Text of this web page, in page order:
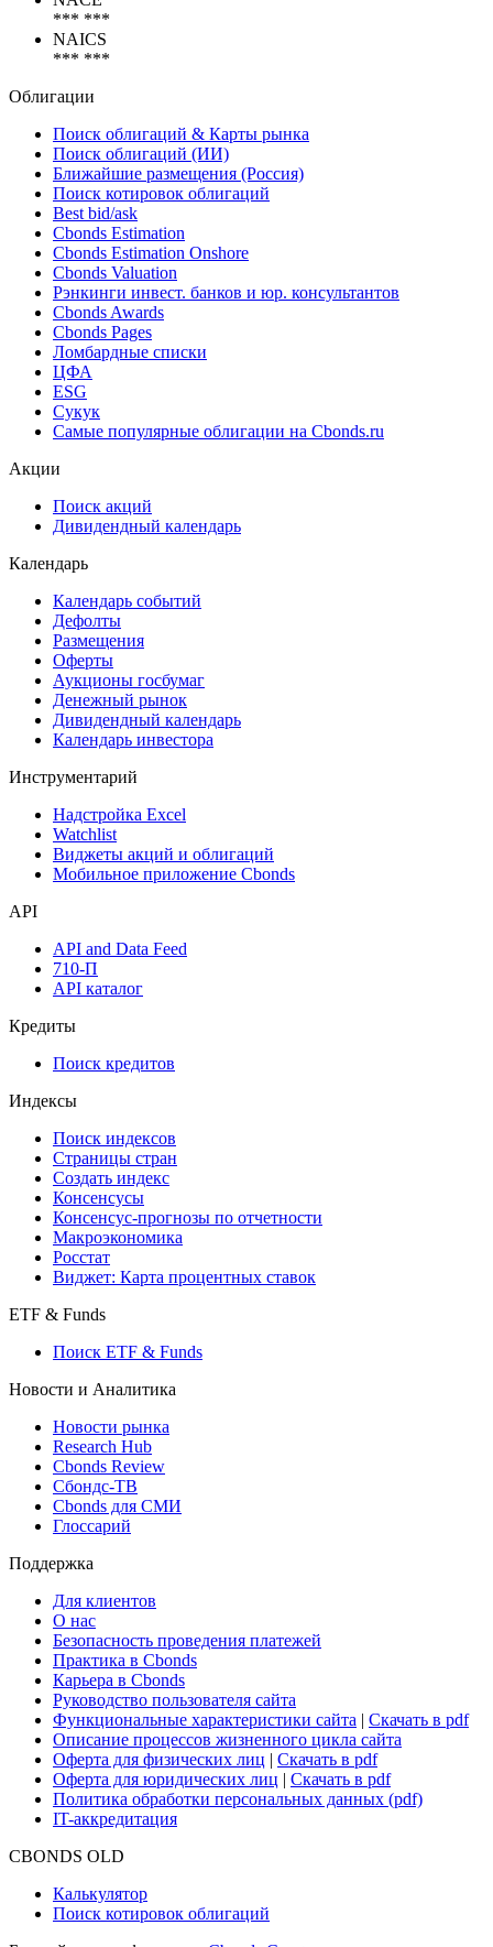
*** ***
NAICS
*** ***
Облигации
Поиск облигаций & Карты рынка
Поиск облигаций (ИИ)
Ближайшие размещения (Россия)
Поиск котировок облигаций
Best bid/ask
Cbonds Estimation
Cbonds Estimation Onshore
Cbonds Valuation
Рэнкинги инвест. банков и юр. консультантов
Cbonds Awards
Cbonds Pages
Ломбардные списки
ЦФА
ESG
Сукук
Самые популярные облигации на Cbonds.ru
Акции
Поиск акций
Дивидендный календарь
Календарь
Календарь событий
Дефолты
Размещения
Оферты
Аукционы госбумаг
Денежный рынок
Дивидендный календарь
Календарь инвестора
Инструментарий
Надстройка Excel
Watchlist
Виджеты акций и облигаций
Мобильное приложение Cbonds
API
API and Data Feed
710-П
API каталог
Кредиты
Поиск кредитов
Индексы
Поиск индексов
Страницы стран
Создать индекс
Консенсусы
Консенсус-прогнозы по отчетности
Макроэкономика
Росстат
Виджет: Карта процентных ставок
ETF & Funds
Поиск ETF & Funds
Новости и Аналитика
Новости рынка
Research Hub
Cbonds Review
Сбондс-ТВ
Cbonds для СМИ
Глоссарий
Поддержка
Для клиентов
О нас
Безопасность проведения платежей
Практика в Cbonds
Карьера в Cbonds
Руководство пользователя сайта
Функциональные характеристики сайта | Скачать в pdf
Описание процессов жизненного цикла сайта
Оферта для физических лиц | Скачать в pdf
Оферта для юридических лиц | Скачать в pdf
Политика обработки персональных данных (pdf)
IT-аккредитация
CBONDS OLD
Калькулятор
Поиск котировок облигаций